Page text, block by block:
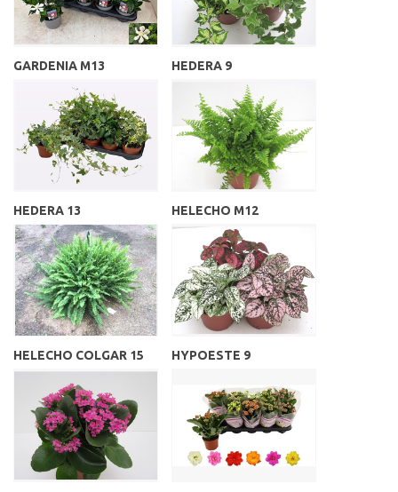
GARDENIA M13 HEDERA 9
HEDERA 13 HELECHO M12
HELECHO COLGAR 15 HYPOESTE 9